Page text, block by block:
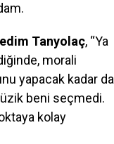
Tanyolaç, “Ya
morali
yapacak kadar da
beni seçmedi.
kolay